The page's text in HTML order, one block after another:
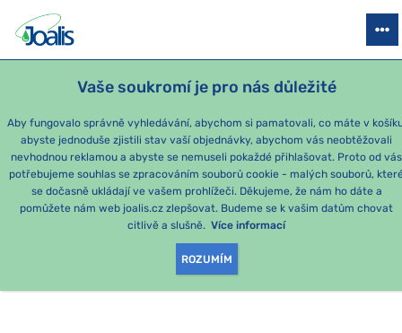
Vaše soukromí je pro nás důležité
Aby fungovalo správně vyhledávání, abychom si pamatovali, co máte v
abyste jednoduše zjistili stav vaší objednávky, abychom vás neobtěžovali
nevhodnou reklamou a abyste se nemuseli pokaždé přihlašovat. Proto od vás
potřebujeme souhlas se zpracováním souborů cookie - malých souborů,
se dočasně ukládají ve vašem prohlížeči. Děkujeme, že nám ho dáte a
pomůžete nám web joalis.cz zlepšovat. Budeme se k vašim datům chovat
citlivě a slušně. Více informací
ROZUMÍM
PRODUKTY PODLE OBTÍŽÍ SEZÓNNÍ BALÍČKY PRO DĚTI
Žaludek
PRODUKTY PODLE
KATEGORIE: